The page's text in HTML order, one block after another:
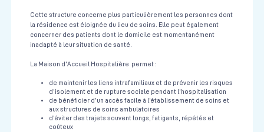
Cette structure concerne plus particulièrement les personnes dont
la résidence est éloignée du lieu de soins. Elle peut également
concerner des patients dont le domicile est momentanément
inadapté à leur situation de santé.
La Maison d’Accueil Hospitalière permet :
de maintenir les liens intrafamiliaux et de prévenir les risques
d’isolement et de rupture sociale pendant l’hospitalisation
de bénéficier d’un accès facile à l’établissement de soins et
aux structures de soins ambulatoires
d’éviter des trajets souvent longs, fatigants, répétés et
coûteux